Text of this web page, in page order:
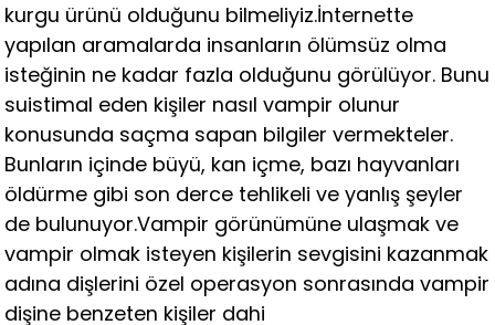
kurgu ürünü olduğunu bilmeliyiz.İnternette
yapılan aramalarda insanların ölümsüz olma
isteğinin ne kadar fazla olduğunu görülüyor. Bunu
suistimal eden kişiler nasıl vampir olunur
konusunda saçma sapan bilgiler vermekteler.
Bunların içinde büyü, kan içme, bazı hayvanları
öldürme gibi son derce tehlikeli ve yanlış şeyler
de bulunuyor.Vampir görünümüne ulaşmak ve
vampir olmak isteyen kişilerin sevgisini kazanmak
adına dişlerini özel operasyon sonrasında vampir
dişine benzeten kişiler dahi